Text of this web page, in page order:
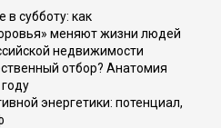
в субботу: как
меняют жизни людей
недвижимости
отбор? Анатомия
энергетики: потенциал,